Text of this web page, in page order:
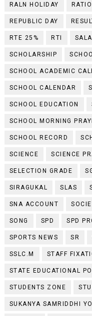
RALN HOLIDAY RATIO
REPUBLIC DAY
RTE 25% RTI
SCHOLARSHIP
SCHOOL ACADEMIC
SCHOOL CALENDAR
SCHOOL EDUCATION
SCHOOL MORNING
SCHOOL RECORD
SCIENCE SCIENCE
SELECTION GRADE
SIRAGUKAL SLAS
SNA ACCOUNT
SONG SPD SPD
SPORTS NEWS SR
SSLC.M STAFF
STATE EDUCATIONAL
STUDENTS ZONE
SUKANYA SAMRIDDHI